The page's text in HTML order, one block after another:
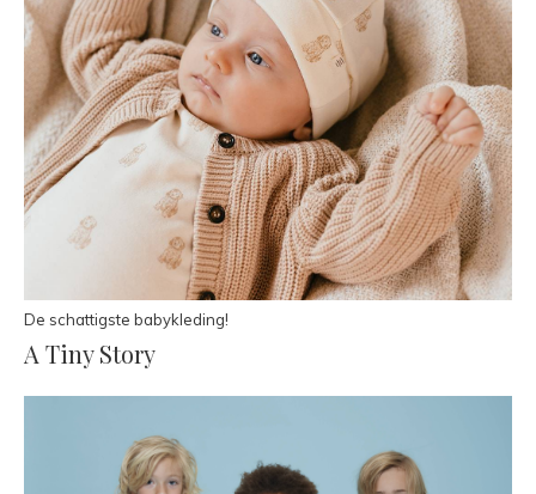
De schattigste babykleding!
A Tiny Story